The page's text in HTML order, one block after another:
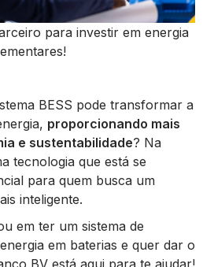
para investir em energia
BESS pode transformar a
proporcionando mais
e sustentabilidade? Na
tecnologia que está se
para quem busca um
inteligente.
em ter um sistema de
em baterias e quer dar o
BV está aqui para te ajudar!